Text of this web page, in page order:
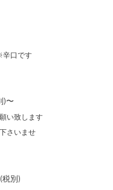
辛口です
)〜
い致します
さいませ
別)